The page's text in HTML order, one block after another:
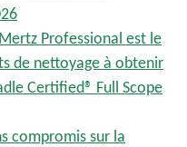
Professional est le
de nettoyage à obtenir
Certified® Full Scope
compromis sur la